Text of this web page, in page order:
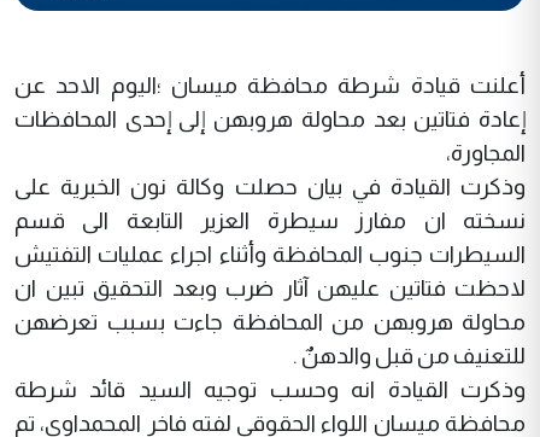
أعلنت قيادة شرطة محافظة ميسان ؛اليوم الاحد عن
إعادة فتاتين بعد محاولة هروبهن إلى إحدى المحافظات
المجاورة،
وذكرت القيادة في بيان حصلت وكالة نون الخبرية على
نسخته ان مفارز سيطرة العزير التابعة الى قسم
السيطرات جنوب المحافظة وأثناء اجراء عمليات التفتيش
لاحظت فتاتين عليهن آثار ضرب وبعد التحقيق تبين ان
محاولة هروبهن من المحافظة جاءت بسبب تعرضهن
للتعنيف من قبل والدهنٌ .
وذكرت القيادة انه وحسب توجيه السيد قائد شرطة
محافظة ميسان اللواء الحقوقي لفته فاخر المحمداوي، تم